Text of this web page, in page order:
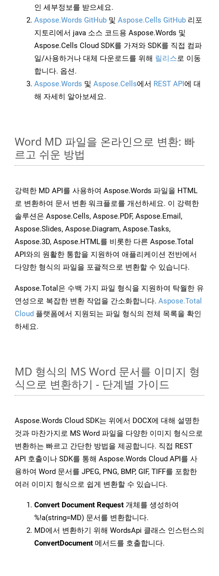
인 세부정보를 받으세요.
Aspose.Words GitHub 및 Aspose.Cells GitHub 리포
지토리에서 java 소스 코드용 Aspose.Words 및
Aspose.Cells Cloud SDK를 가져와 SDK를 직접 컴파
일/사용하거나 대체 다운로드를 위해 릴리스로 이동
합니다. 옵션.
Aspose.Words 및 Aspose.Cells에서 REST API에 대
해 자세히 알아보세요.
Word MD 파일을 온라인으로 변환: 빠
르고 쉬운 방법
강력한 MD API를 사용하여 Aspose.Words 파일을 HTML
로 변환하여 문서 변환 워크플로를 개선하세요. 이 강력한
솔루션은 Aspose.Cells, Aspose.PDF, Aspose.Email,
Aspose.Slides, Aspose.Diagram, Aspose.Tasks,
Aspose.3D, Aspose.HTML를 비롯한 다른 Aspose.Total
API와의 원활한 통합을 지원하여 애플리케이션 전반에서
다양한 형식의 파일을 포괄적으로 변환할 수 있습니다.
Aspose.Total은 수백 가지 파일 형식을 지원하여 탁월한 유
연성으로 복잡한 변환 작업을 간소화합니다. Aspose.Total
Cloud 플랫폼에서 지원되는 파일 형식의 전체 목록을 확인
하세요.
MD 형식의 MS Word 문서를 이미지 형
식으로 변환하기 - 단계별 가이드
Aspose.Words Cloud SDK는 위에서 DOCX에 대해 설명한
것과 마찬가지로 MS Word 파일을 다양한 이미지 형식으로
변환하는 빠르고 간단한 방법을 제공합니다. 직접 REST
API 호출이나 SDK를 통해 Aspose.Words Cloud API를 사
용하여 Word 문서를 JPEG, PNG, BMP, GIF, TIFF를 포함한
여러 이미지 형식으로 쉽게 변환할 수 있습니다.
Convert Document Request 개체를 생성하여
%!a(string=MD) 문서를 변환합니다.
MD에서 변환하기 위해 WordsApi 클래스 인스턴스의
ConvertDocument 메서드를 호출합니다.